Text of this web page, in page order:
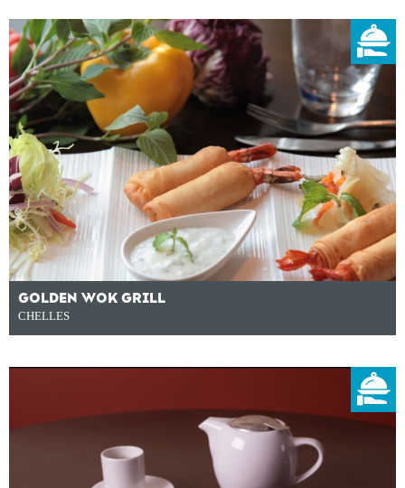
GOLDEN WOK GRILL
CHELLES